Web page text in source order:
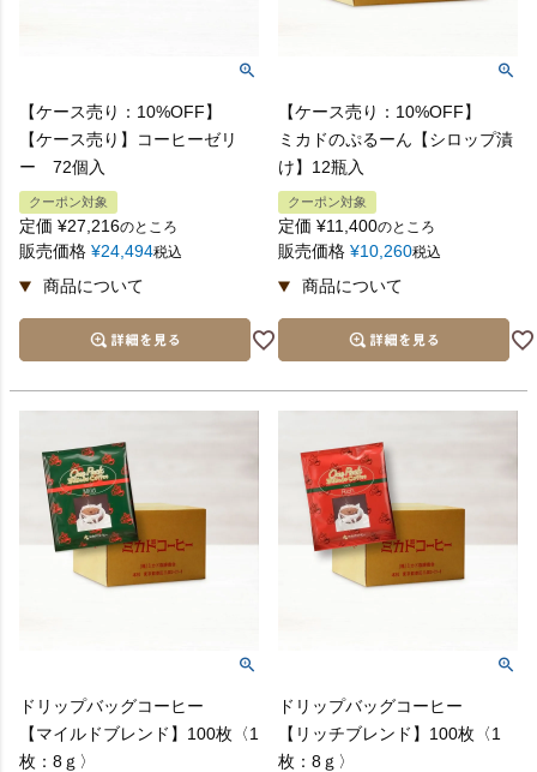
【ケース売り：10%OFF】
【ケース売り】コーヒーゼリ
ー 72個入
クーポン対象
定価 ¥27,216のところ
販売価格 ¥24,494税込
【ケース売り：10%OFF】
ミカドのぷるーん【シロップ漬
け】12瓶入
クーポン対象
定価 ¥11,400のところ
販売価格 ¥10,260税込
ドリップバッグコーヒー
【マイルドブレンド】100枚〈1
枚：8ｇ〉
ドリップバッグコーヒー
【リッチブレンド】100枚〈1
枚：8ｇ〉